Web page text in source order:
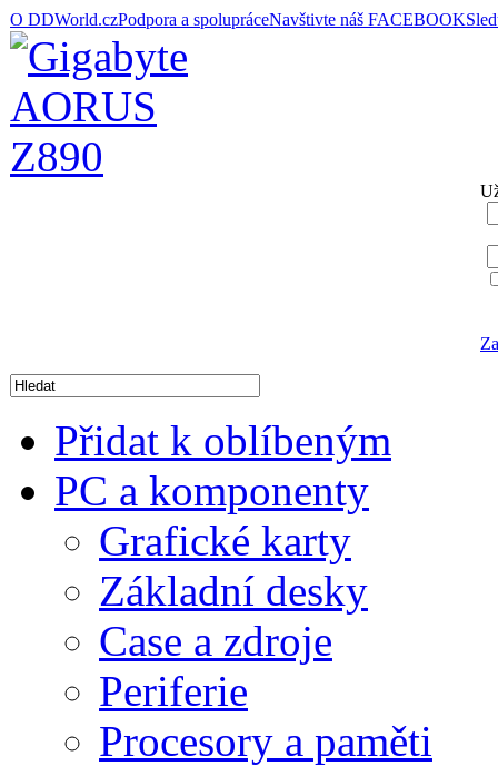
O DDWorld.czPodpora a spolupráceNavštivte náš FACEBOOK
Přidat k oblíbeným
PC a komponenty
Grafické karty
Základní desky
Case a zdroje
Periferie
Procesory a paměti